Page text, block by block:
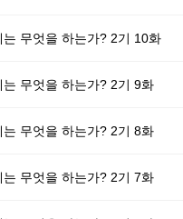
무엇을 하는가? 2기 10화
무엇을 하는가? 2기 9화
무엇을 하는가? 2기 8화
무엇을 하는가? 2기 7화